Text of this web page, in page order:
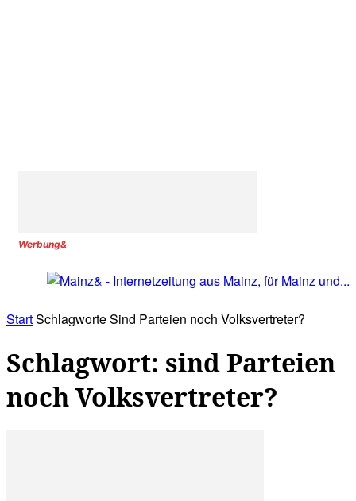
Werbung&
StartSchlagworteSind Parteien noch Volksvertreter?
Schlagwort: sind Parteien
noch Volksvertreter?